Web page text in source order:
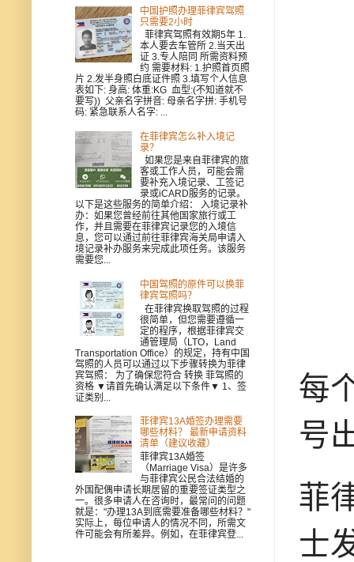
每
号
菲
士
中国护照办理菲律宾驾照
只需要2小时
菲律宾驾照有效期5年 1.
本人要去车管所 2.当天出
证 3.专人陪同 所需资料预
约 需要材料: 1.护照首页照
片 2.发半身照白底证件照 3.填写个人信息
表如下: 身高: 体重:KG 血型:(不知道就不
要写)) 父亲名字拼音: 母亲名字拼: 手机号
码: 紧急联系人名字: ...
在菲律宾怎么补入境记
录？
如果您是来自菲律宾的旅
客或工作人员，可能会需
要补充入境记录、工签记
录或iCARD服务的记录。
以下是这些服务的简单介绍： 入境记录补
办：如果您曾经前往其他国家旅行或工
作，并且需要在菲律宾记录您的入境信
息，您可以通过前往菲律宾海关局申请入
境记录补办服务来完成此项任务。该服务
需要您...
中国驾照的原件可以换菲
律宾驾照吗？
在菲律宾换取驾照的过程
很简单，但您需要遵循一
定的程序，根据菲律宾交
通管理局（LTO，Land
Transportation Office）的规定，持有中国
驾照的人员可以通过以下步骤转换为菲律
宾驾照： 为了确保您符合 转换 菲驾照的
资格 ▼请首先确认满足以下条件▼ 1、签
证类别...
菲律宾13A婚签办理需要
哪些材料？ 最新申请资料
清单（建议收藏）
菲律宾13A婚签
（Marriage Visa）是许多
与菲律宾公民合法结婚的
外国配偶申请长期居留的重要签证类型之
一。很多申请人在咨询时，最常问的问题
就是："办理13A到底需要准备哪些材料？"
实际上，每位申请人的情况不同，所需文
件可能会有所差异。例如，在菲律宾登...